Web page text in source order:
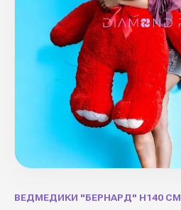
ВЕДМЕДИКИ "БЕРНАРД" Н140 СМ